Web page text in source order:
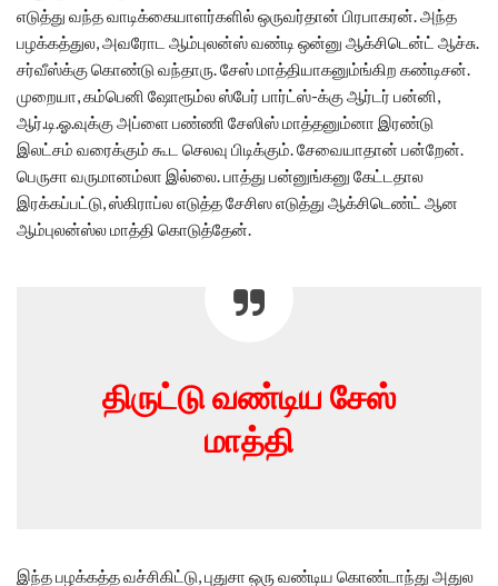
எடுத்து வந்த வாடிக்கையாளர்களில் ஒருவர்தான் பிரபாகரன். அந்த
பழக்கத்துல, அவரோட ஆம்புலன்ஸ் வண்டி ஒன்னு ஆக்சிடென்ட் ஆச்சு.
சர்வீஸ்க்கு கொண்டு வந்தாரு. சேஸ் மாத்தியாகனும்ங்கிற கண்டிசன்.
முறையா, கம்பெனி ஷோரூம்ல ஸ்பேர் பார்ட்ஸ்-க்கு ஆர்டர் பன்னி,
ஆர்.டி.ஓ.வுக்கு அப்ளை பண்ணி சேஸிஸ் மாத்தனும்னா இரண்டு
இலட்சம் வரைக்கும் கூட செலவு பிடிக்கும். சேவையாதான் பன்றேன்.
பெருசா வருமானம்லா இல்லை. பாத்து பன்னுங்கனு கேட்டதால
இரக்கப்பட்டு, ஸ்கிராப்ல எடுத்த சேசிஸ எடுத்து ஆக்சிடெண்ட் ஆன
ஆம்புலன்ஸ்ல மாத்தி கொடுத்தேன்.
திருட்டு வண்டிய சேஸ்
மாத்தி
இந்த பழக்கத்த வச்சிகிட்டு, புதுசா ஒரு வண்டிய கொண்டாந்து அதுல